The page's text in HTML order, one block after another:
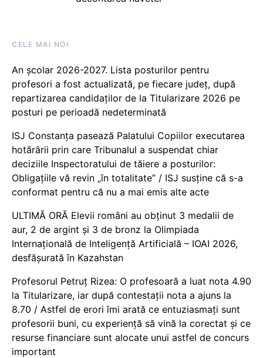
CELE MAI NOI
An școlar 2026-2027. Lista posturilor pentru
profesori a fost actualizată, pe fiecare județ, după
repartizarea candidaților de la Titularizare 2026 pe
posturi pe perioadă nedeterminată
ISJ Constanța pasează Palatului Copiilor executarea
hotărârii prin care Tribunalul a suspendat chiar
deciziile Inspectoratului de tăiere a posturilor:
Obligațiile vă revin „în totalitate” / ISJ susține că s-a
conformat pentru că nu a mai emis alte acte
ULTIMĂ ORĂ Elevii români au obținut 3 medalii de
aur, 2 de argint și 3 de bronz la Olimpiada
Internațională de Inteligență Artificială – IOAI 2026,
desfășurată în Kazahstan
Profesorul Petruț Rizea: O profesoară a luat nota 4.90
la Titularizare, iar după contestații nota a ajuns la
8.70 / Astfel de erori îmi arată ce entuziasmați sunt
profesorii buni, cu experiență să vină la corectat și ce
resurse financiare sunt alocate unui astfel de concurs
important